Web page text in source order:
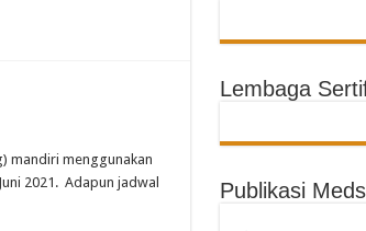
mandiri menggunakan
2021. Adapun jadwal
Lembaga
Publikasi